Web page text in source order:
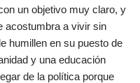
un objetivo muy claro, y
acostumbra a vivir sin
humillen en su puesto de
y una educación
de la política porque